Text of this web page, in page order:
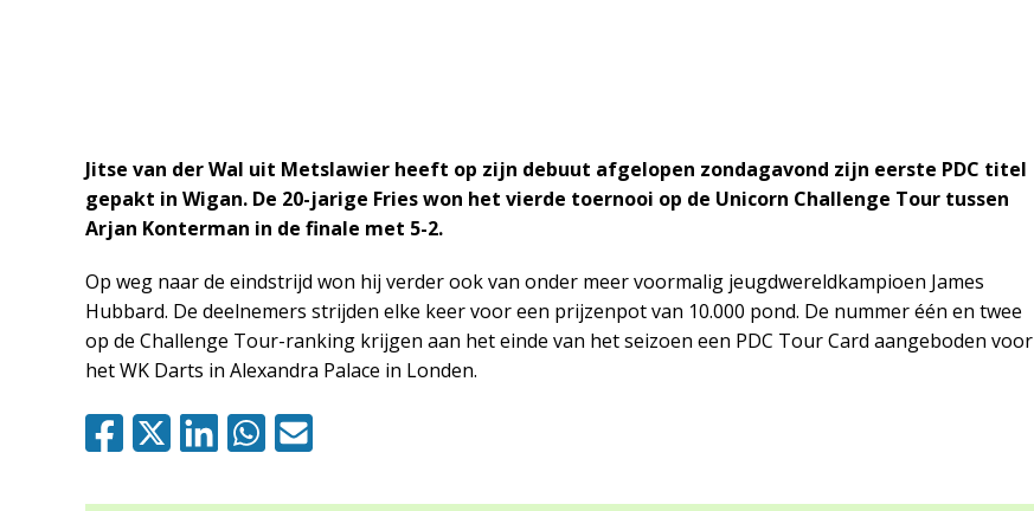
Jitse van der Wal uit Metslawier heeft op zijn debuut afgelopen zondagavond zijn eerste PDC titel
gepakt in Wigan. De 20-jarige Fries won het vierde toernooi op de Unicorn Challenge Tour tussen
Arjan Konterman in de finale met 5-2.
Op weg naar de eindstrijd won hij verder ook van onder meer voormalig jeugdwereldkampioen James
Hubbard. De deelnemers strijden elke keer voor een prijzenpot van 10.000 pond. De nummer één en twee
op de Challenge Tour-ranking krijgen aan het einde van het seizoen een PDC Tour Card aangeboden voor
het WK Darts in Alexandra Palace in Londen.